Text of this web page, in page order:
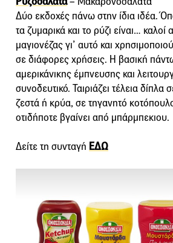
Δύο εκδοχές πάνω στην ίδια ιδέα.
τα ζυμαρικά και το ρύζι είναι… καλοί
μαγιονέζας γι’ αυτό και
σε διάφορες χρήσεις. Η βασική
αμερικάνικης έμπνευσης και
συνοδευτικό. Ταιριάζει τέλεια δίπλα
ζεστά ή κρύα, σε τηγανητό
οτιδήποτε βγαίνει από μπάρμπεκιου.
Δείτε τη συνταγή ΕΔΩ